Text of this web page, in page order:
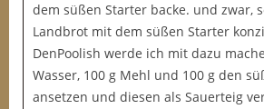
dem süßen Starter backe. und zwar,
Landbrot mit dem süßen Starter
DenPoolish werde ich mit dazu
Wasser, 100 g Mehl und 100 g den
ansetzen und diesen als Sauerteig